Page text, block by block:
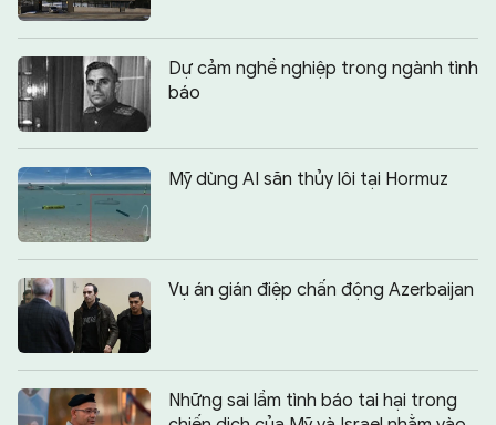
Dự cảm nghề nghiệp trong ngành tình
báo
Mỹ dùng AI săn thủy lôi tại Hormuz
Vụ án gián điệp chấn động Azerbaijan
Những sai lầm tình báo tai hại trong